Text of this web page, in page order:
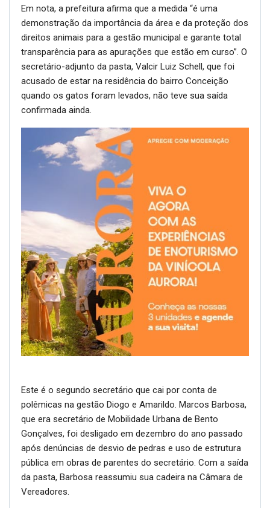
Em nota, a prefeitura afirma que a medida “é uma
demonstração da importância da área e da proteção dos
direitos animais para a gestão municipal e garante total
transparência para as apurações que estão em curso”. O
secretário-adjunto da pasta, Valcir Luiz Schell, que foi
acusado de estar na residência do bairro Conceição
quando os gatos foram levados, não teve sua saída
confirmada ainda.
Este é o segundo secretário que cai por conta de
polêmicas na gestão Diogo e Amarildo. Marcos Barbosa,
que era secretário de Mobilidade Urbana de Bento
Gonçalves, foi desligado em dezembro do ano passado
após denúncias de desvio de pedras e uso de estrutura
pública em obras de parentes do secretário. Com a saída
da pasta, Barbosa reassumiu sua cadeira na Câmara de
Vereadores.